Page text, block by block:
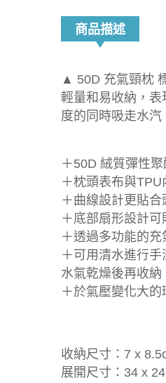
商品描述
▲ 50D 充氣頸枕
輕量和易收納，
度的同時吸走水汽
＋50D 絨質彈性
＋枕頭表布與
＋曲線設計更貼
＋底部扇形設計
＋透過多功能的充
＋可用清水進行
水氣乾燥後再收納
＋於氣壓變化大
收納尺寸：7 x
展開尺寸：34 x